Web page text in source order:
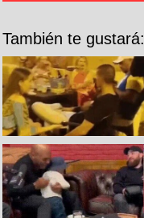
También te gustará: